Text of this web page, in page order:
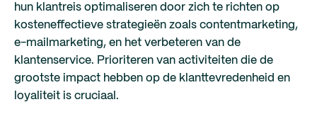
hun klantreis optimaliseren door zich te richten op
kosteneffectieve strategieën zoals contentmarketing,
e-mailmarketing, en het verbeteren van de
klantenservice. Prioriteren van activiteiten die de
grootste impact hebben op de klanttevredenheid en
loyaliteit is cruciaal.